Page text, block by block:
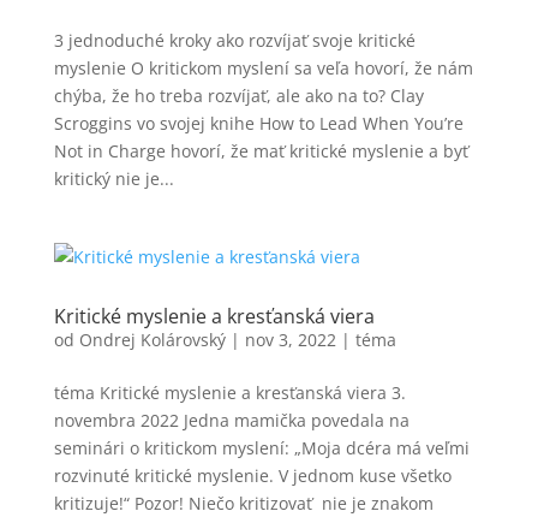
3 jednoduché kroky ako rozvíjať svoje kritické
myslenie O kritickom myslení sa veľa hovorí, že nám
chýba, že ho treba rozvíjať, ale ako na to? Clay
Scroggins vo svojej knihe How to Lead When You’re
Not in Charge hovorí, že mať kritické myslenie a byť
kritický nie je...
Kritické myslenie a kresťanská viera
od Ondrej Kolárovský| nov 3, 2022| téma
téma Kritické myslenie a kresťanská viera 3.
novembra 2022 Jedna mamička povedala na
seminári o kritickom myslení: „Moja dcéra má veľmi
rozvinuté kritické myslenie. V jednom kuse všetko
kritizuje!“ Pozor! Niečo kritizovať nie je znakom